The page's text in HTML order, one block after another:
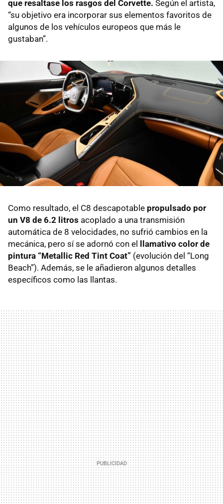
que resaltase los rasgos del Corvette. Según el artista,
“su objetivo era incorporar sus elementos favoritos de
algunos de los vehículos europeos que más le
gustaban”.
Como resultado, el C8 descapotable propulsado por
un V8 de 6.2 litros acoplado a una transmisión
automática de 8 velocidades, no sufrió cambios en la
mecánica, pero sí se adornó con el llamativo color de
pintura “Metallic Red Tint Coat” (evolución del “Long
Beach”). Además, se le añadieron algunos detalles
específicos como las llantas.